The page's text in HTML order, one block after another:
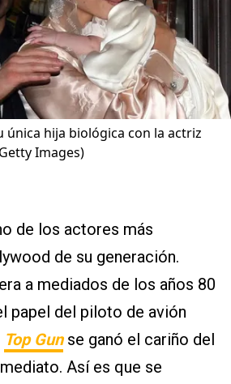
única hija biológica con la actriz
Images)
de los actores más
de su generación.
a mediados de los años 80
papel del piloto de avión
Top Gunse ganó el cariño del
Así es que se